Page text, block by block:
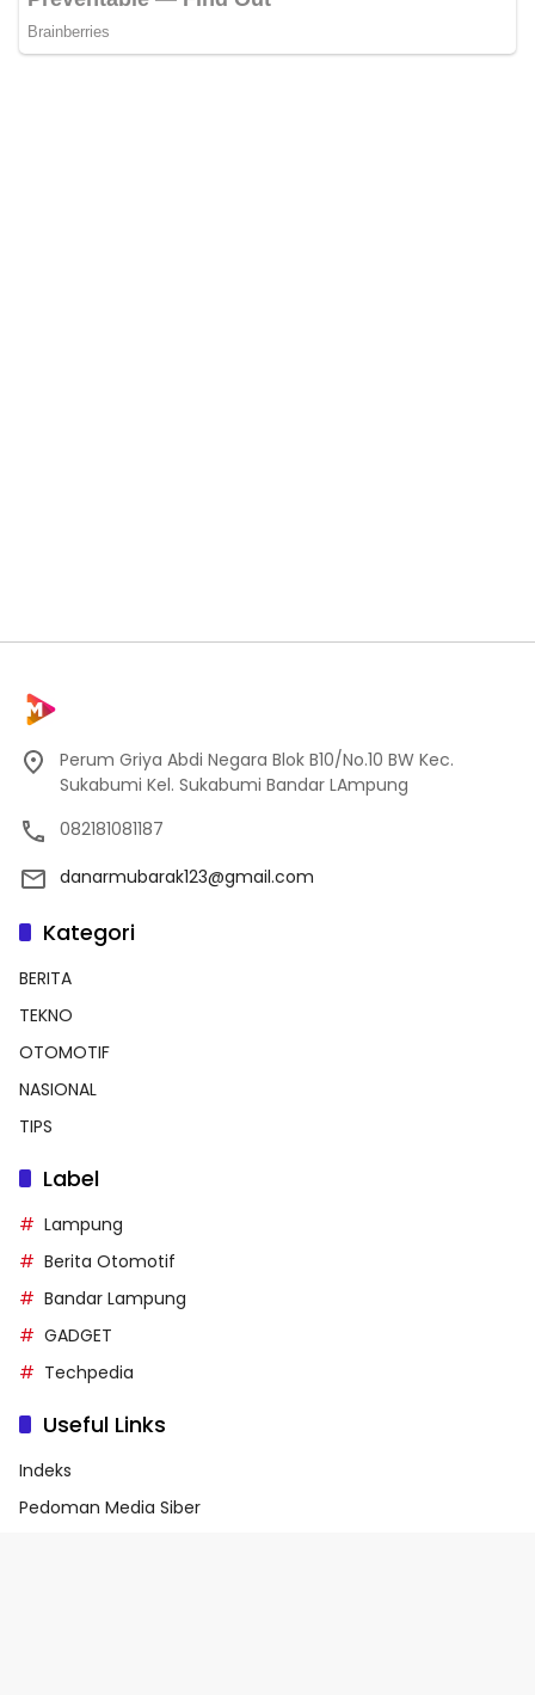
Perum Griya Abdi Negara Blok B10/No.10 BW Kec.
Sukabumi Kel. Sukabumi Bandar LAmpung
082181081187
danarmubarak123@gmail.com
Kategori
BERITA
TEKNO
OTOMOTIF
NASIONAL
TIPS
Label
Lampung
Berita Otomotif
Bandar Lampung
GADGET
Techpedia
Useful Links
Indeks
Pedoman Media Siber